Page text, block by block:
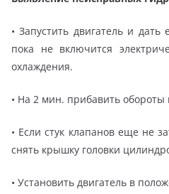
• Запустить двигатель и
пока не включится
охлаждения.
• На 2 мин. прибавить
• Если стук клапанов еще не
снять крышку головки
• Установить двигатель в